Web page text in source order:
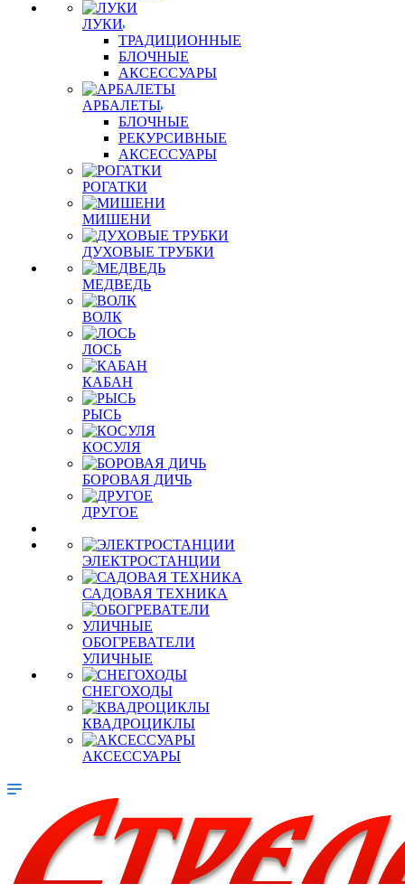
ЛУКИ
ТРАДИЦИОННЫЕ
БЛОЧНЫЕ
АКСЕССУАРЫ
АРБАЛЕТЫ
БЛОЧНЫЕ
РЕКУРСИВНЫЕ
АКСЕССУАРЫ
РОГАТКИ
МИШЕНИ
ДУХОВЫЕ ТРУБКИ
МЕДВЕДЬ
ВОЛК
ЛОСЬ
КАБАН
РЫСЬ
КОСУЛЯ
БОРОВАЯ ДИЧЬ
ДРУГОЕ
ЭЛЕКТРОСТАНЦИИ
САДОВАЯ ТЕХНИКА
ОБОГРЕВАТЕЛИ
УЛИЧНЫЕ
СНЕГОХОДЫ
КВАДРОЦИКЛЫ
АКСЕССУАРЫ